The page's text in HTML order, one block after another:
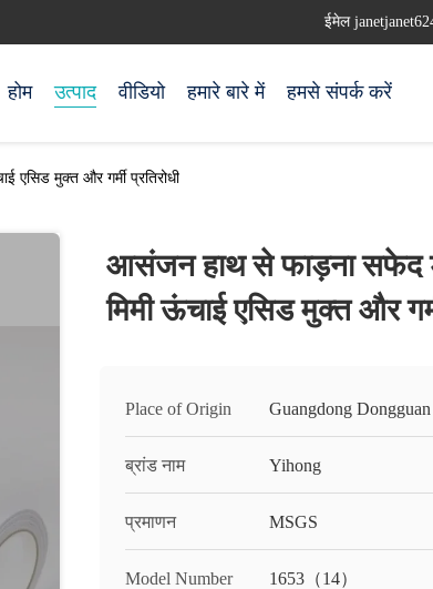
ईमेल
होम उत्पाद वीडियो हमारे बारे में हमसे संपर्क करें
मुक्त और गर्मी प्रतिरोधी
आसंजन हाथ से फाड़ना सफेद
मिमी ऊंचाई एसिड मुक्त और
Place of Origin Guangdong Dongguan
ब्रांड नाम Yihong
प्रमाणन MSGS
Model Number 1653（14）